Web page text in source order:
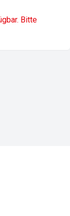
Bitte